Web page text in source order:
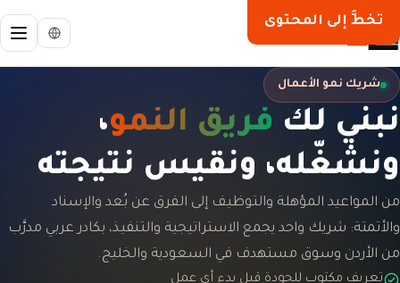
تخطَّ إلى المحتوى
شريك نمو الأعمال
نبني لك فريق النمو،
ونشغّله، ونقيس نتيجته
من المواعيد المؤهلة والتوظيف إلى الفرق عن بُعد والإسناد
والأتمتة: شريك واحد يجمع الاستراتيجية والتنفيذ، بكادر عربي مدرَّب
من الأردن وسوق مستهدف في السعودية والخليج.
تعريف مكتوب للجودة قبل بدء أي عمل